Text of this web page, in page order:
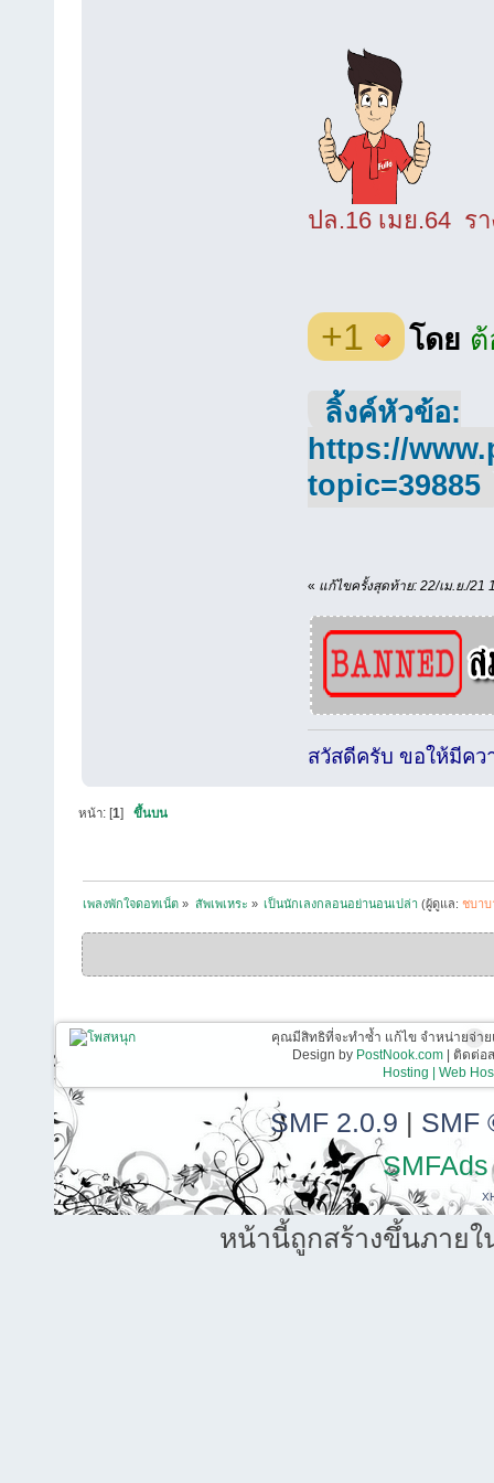
ปล.16 เมย.64 ร
+1 โดย
ลิ้งค์หัวข้อ:
https://
topic=39885
« แก้ไขครั้งสุดท้าย: 22/เม.ย./21
สวัสดีครับ ขอให้มีคว
หน้า: [1 ]ขึ้นบน
เพลงพักใจดอทเน็ต » สัพเพเหระ » เป็นนักเลงกลอนอย่านอนเปล่า (ผู้ดูแล:ชบาบ
คุณมีสิทธิที่จะทำซ้ำ แก้ไข จำหน่ายจ่า
Design by PostNook.com| ติดต่อส
Hosting | Web
SMF 2.0.9 | SMF
SMFAds
หน้านี้ถูกสร้างขึ้นภายใ